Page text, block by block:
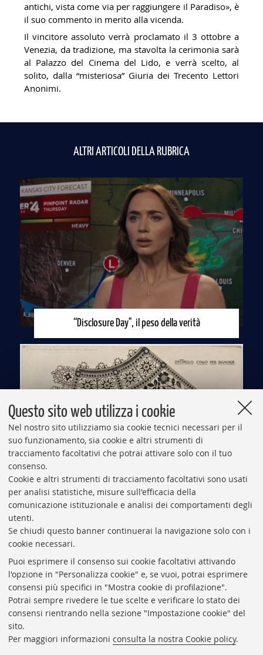
Questo sito web utilizza i cookie
Nel nostro sito utilizziamo sia cookie tecnici necessari per il
suo funzionamento, sia cookie e altri strumenti di
tracciamento facoltativi che potrai attivare solo con il tuo
consenso.
Cookie e altri strumenti di tracciamento facoltativi sono usati
per analisi statistiche, misure sull'efficacia della
comunicazione istituzionale e analisi dei comportamenti degli
utenti.
Se chiudi questo banner continuerai la navigazione solo con i
cookie necessari.
Puoi esprimere il consenso sui cookie facoltativi attivando
l'opzione in "Personalizza cookie" e, se vuoi, potrai esprimere
consensi più specifici in "Mostra cookie di profilazione".
Potrai sempre rivedere le tue scelte e verificare lo stato dei
consensi rientrando nella sezione "Impostazione cookie" del
sito.
Per maggiori informazioni consulta la nostra Cookie policy.
antichi, vista come via per raggiungere il Paradiso», è
il suo commento in merito alla vicenda.
Il vincitore assoluto verrà proclamato il 3 ottobre a
Venezia, da tradizione, ma stavolta la cerimonia sarà
al Palazzo del Cinema del Lido, e verrà scelto, al
solito, dalla “misteriosa” Giuria dei Trecento Lettori
Anonimi.
ALTRI ARTICOLI DELLA RUBRICA
“Disclosure Day", il peso della verità
Al Museo Medievale i gioielli di Aemilia Ars
Redazione
Contatti